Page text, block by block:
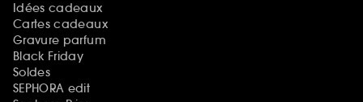
Idées cadeaux
Cartes cadeaux
Gravure parfum
Black Friday
Soldes
SEPHORA edit